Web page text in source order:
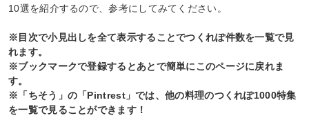
10選を紹介するので、参考にしてみてください。
※目次で小見出しを全て表示することでつくれぽ件数を一覧で見
れます。
※ブックマークで登録するとあとで簡単にこのページに戻れま
す。
※「ちそう」の「Pintrest」では、他の料理のつくれぽ1000特集
を一覧で見ることができます！